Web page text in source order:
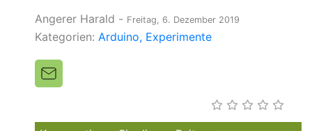
Angerer Harald - Freitag, 6. Dezember 2019
Kategorien: Arduino Experimente